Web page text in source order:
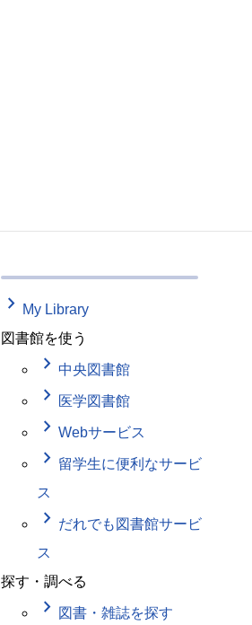
keyboard_arrow_right My Library
図書館を使う
keyboard_arrow_right 中央図書館
keyboard_arrow_right 医学図書館
keyboard_arrow_right Webサービス
keyboard_arrow_right 留学生に便利なサービ
ス
keyboard_arrow_right だれでも図書館サービ
ス
探す・調べる
keyboard_arrow_right 図書・雑誌を探す